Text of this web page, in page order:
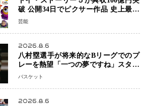
破 公開34日でピクサー作品 史上最速
日本歴代シリーズ最高更新も目前
芸能
2026.8.6
八村塁選手が将来的なBリーグでのプ
レーを熱望「一つの夢ですね」スター
帰還がリーグ価値を押し上げる可能性
バスケット
2026.8.6